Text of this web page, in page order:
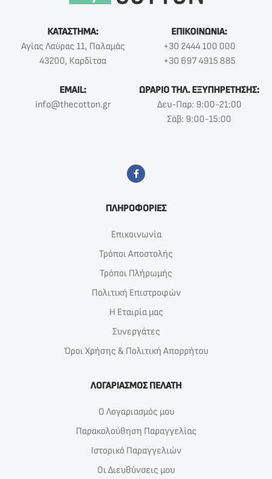
ΚΑΤΑΣΤΗΜΑ:
Αγίας Λαύρας 11, Παλαμάς
43200, Καρδίτσα
ΕΠΙΚΟΙΝΩΝΙΑ:
+30 2444 100 000
+30 697 4915 885
EMAIL:
info@thecotton.gr
ΩΡΑΡΙΟ ΤΗΛ. ΕΞΥΠΗΡΕΤΗΣΗΣ:
Δευ-Παρ: 9:00-21:00
Σάβ: 9:00-15:00
ΠΛΗΡΟΦΟΡΙΕΣ
Επικοινωνία
Τρόποι Αποστολής
Τρόποι Πλήρωμής
Πολιτική Επιστροφών
Η Εταιρία μας
Συνεργάτες
Όροι Χρήσης & Πολιτική Απορρήτου
ΛΟΓΑΡΙΑΣΜΟΣ ΠΕΛΑΤΗ
Ο Λογαριασμός μου
Παρακολούθηση Παραγγελίας
Ιστορικό Παραγγελιών
Οι Διευθύνσεις μου